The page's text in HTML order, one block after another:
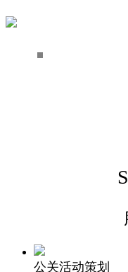
公关活动策划